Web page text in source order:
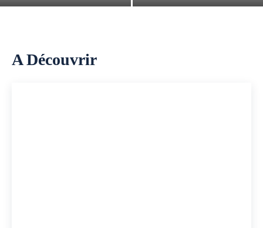
A Découvrir